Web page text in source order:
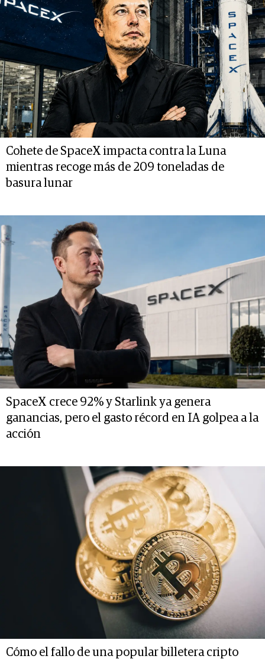
Cohete de SpaceX impacta contra la Luna
mientras recoge más de 209 toneladas de
basura lunar
SpaceX crece 92% y Starlink ya genera
ganancias, pero el gasto récord en IA golpea a la
acción
Cómo el fallo de una popular billetera cripto